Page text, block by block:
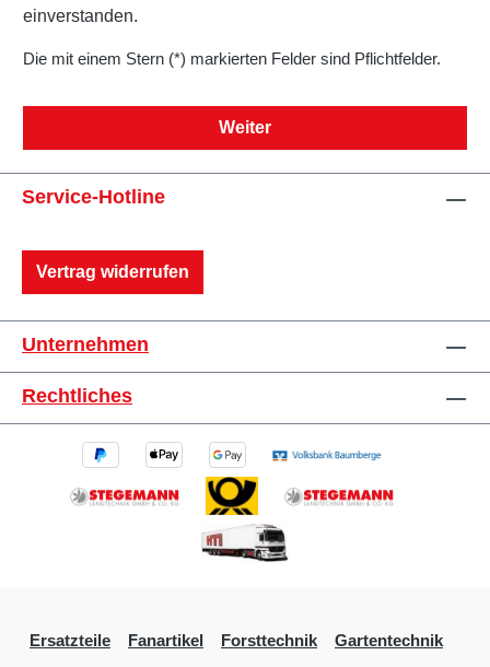
einverstanden.
Die mit einem Stern (*) markierten Felder sind Pflichtfelder.
Weiter
Service-Hotline
Vertrag widerrufen
Unternehmen
Rechtliches
Ersatzteile Fanartikel Forsttechnik
Gartentechnik